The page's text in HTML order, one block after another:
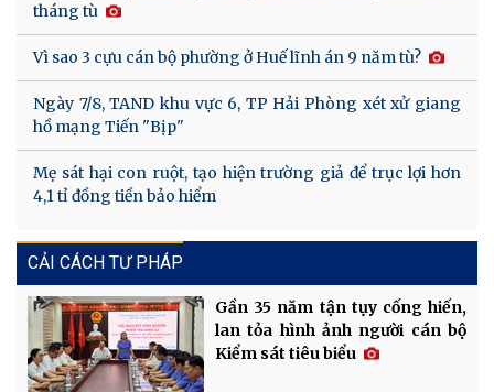
tháng tù
Vì sao 3 cựu cán bộ phường ở Huế lĩnh án 9 năm tù?
Ngày 7/8, TAND khu vực 6, TP Hải Phòng xét xử giang
hồ mạng Tiến "Bịp"
Mẹ sát hại con ruột, tạo hiện trường giả để trục lợi hơn
4,1 tỉ đồng tiền bảo hiểm
CẢI CÁCH TƯ PHÁP
Gần 35 năm tận tụy cống hiến,
lan tỏa hình ảnh người cán bộ
Kiểm sát tiêu biểu